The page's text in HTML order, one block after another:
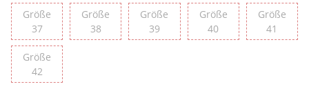
Größe
37Größe 37
Größe
38Größe 38
Größe
39Größe 39
Größe
40Größe 40
Größe
41
Größe
42Größe 42